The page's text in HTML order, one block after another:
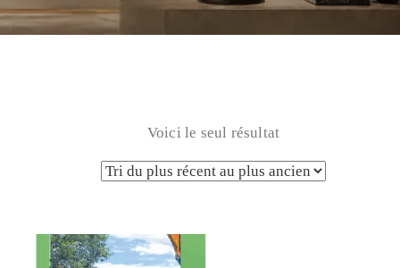
Voici le seul résultat